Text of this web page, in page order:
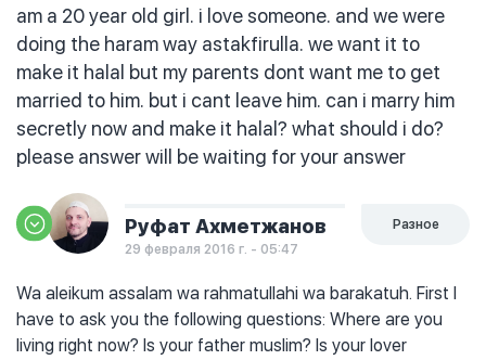
am a 20 year old girl. i love someone. and we were
doing the haram way astakfirulla. we want it to
make it halal but my parents dont want me to get
married to him. but i cant leave him. can i marry him
secretly now and make it halal? what should i do?
please answer will be waiting for your answer
Руфат Ахметжанов
29 февраля 2016 г. - 05:47
Разное
Wa aleikum assalam wa rahmatullahi wa barakatuh. First I
have to ask you the following questions: Where are you
living right now? Is your father muslim? Is your lover